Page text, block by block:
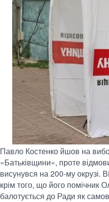
Павло Костенко йшов на
«Батьківщини», проте
висунувся на 200-му окрузі.
крім того, що його помічник
балотується до Ради як